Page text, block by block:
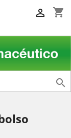
shopping_cart

